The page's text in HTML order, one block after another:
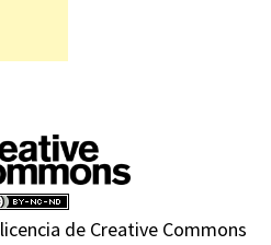
licencia de Creative Commons